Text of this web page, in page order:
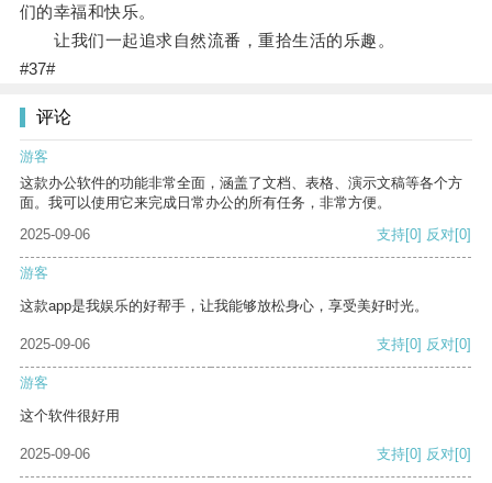
们的幸福和快乐。
让我们一起追求自然流番，重拾生活的乐趣。
#37#
评论
游客
这款办公软件的功能非常全面，涵盖了文档、表格、演示文稿等各个方
面。我可以使用它来完成日常办公的所有任务，非常方便。
2025-09-06
支持[0] 反对[0]
游客
这款app是我娱乐的好帮手，让我能够放松身心，享受美好时光。
2025-09-06 支持[0] 反对[0]
游客
这个软件很好用
2025-09-06 支持[0] 反对[0]